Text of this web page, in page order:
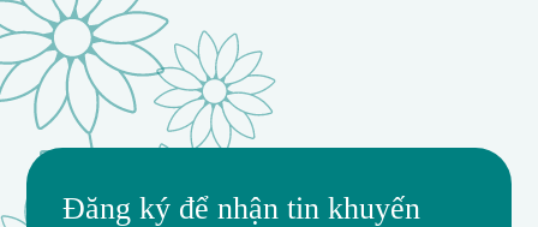
Đăng ký để nhận tin khuyến